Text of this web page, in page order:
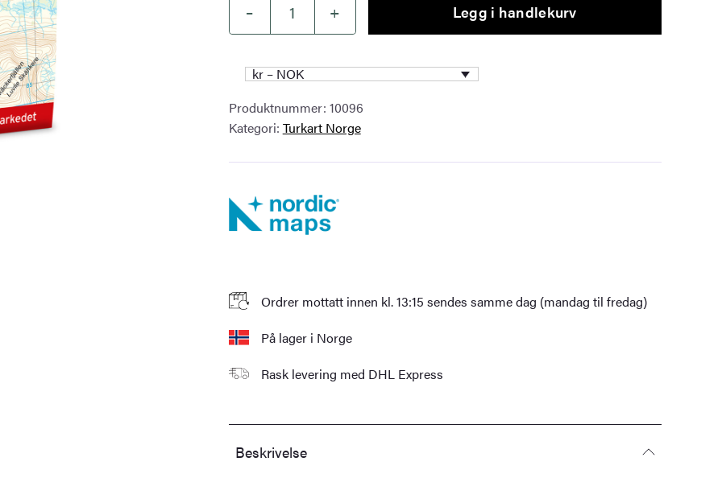
–
Skäckerfjällen
serien
Turkart
antall
+ Legg i handlekurv
kr – NOK
Produktnummer: 10096
Kategori: Turkart Norge
Ordrer mottatt innen kl. 13:15 sendes samme dag (mandag til fredag)
På lager i Norge
Rask levering med DHL Express
Beskrivelse